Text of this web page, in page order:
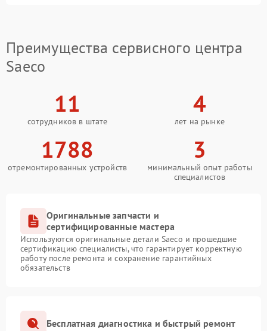
Преимущества сервисного центра
Saeco
11
сотрудников в штате
4
лет на рынке
1788
отремонтированных устройств
3
минимальный опыт работы
специалистов
Оригинальные запчасти и
сертифицированные мастера
Используются оригинальные детали Saeco и прошедшие
сертификацию специалисты, что гарантирует корректную
работу после ремонта и сохранение гарантийных
обязательств
Бесплатная диагностика и быстрый ремонт